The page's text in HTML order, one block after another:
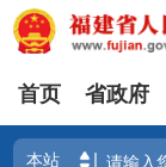
首页 省政府